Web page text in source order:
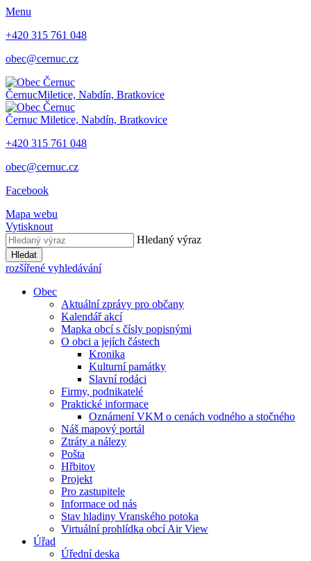
Menu
+420 315 761 048
obec@cernuc.cz
ČernucMiletice, Nabdín, Bratkovice
Černuc Miletice, Nabdín, Bratkovice
+420 315 761 048
obec@cernuc.cz
Facebook
Mapa webu
Vytisknout
Hledaný výraz
Hledat
rozšířené vyhledávání
Obec
Aktuální zprávy pro občany
Kalendář akcí
Mapka obcí s čísly popisnými
O obci a jejích částech
Kronika
Kulturní památky
Slavní rodáci
Firmy, podnikatelé
Praktické informace
Oznámení VKM o cenách vodného a stočného
Náš mapový portál
Ztráty a nálezy
Pošta
Hřbitov
Projekt
Pro zastupitele
Informace od nás
Stav hladiny Vranského potoka
Virtuální prohlídka obcí Air View
Úřad
Úřední deska